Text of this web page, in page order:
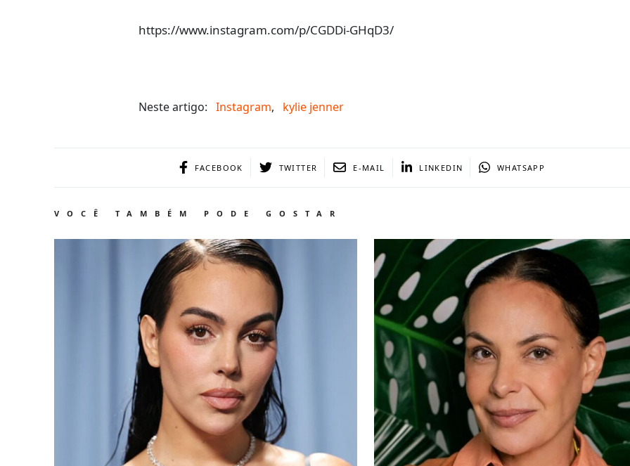
https://www.instagram.com/p/CGDDi-GHqD3/
Neste artigo: Instagram, kylie jenner
FACEBOOK TWITTER E-MAIL LINKEDIN WHATSAPP
VOCÊ TAMBÉM PODE GOSTAR